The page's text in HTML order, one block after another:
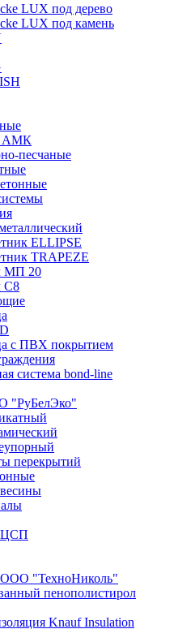
LUX под дерево
LUX под камень
АМК
песчаные
ELLIPSE
TRAPEZE
МП 20
С8
с ПВХ покрытием
система bond-line
"РуБелЭко"
перекрытий
ООО "ТехноНиколь"
пенополистирол
Knauf Insulation